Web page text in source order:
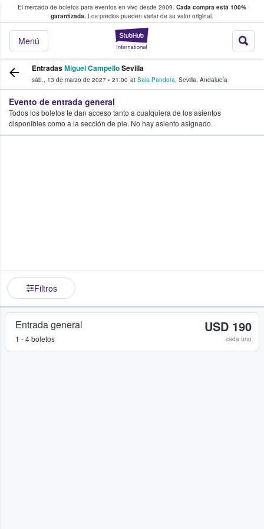
El mercado de boletos para eventos en vivo desde 2009. Cada compra está 100%
garantizada. Los precios pueden variar de su valor original.
StubHub: donde
Menú
fans compran y venden boletos
EntradasMiguel CampelloSevilla
sáb., 13 de marzo de 2027 • 21:00 at Sala Pandora, Sevilla, Andalucía
Evento de entrada general
Todos los boletos te dan acceso tanto a cualquiera de los asientos
disponibles como a la sección de pie. No hay asiento asignado.
Filtros
Entrada general
1 - 4 boletos
USD 190
cada uno